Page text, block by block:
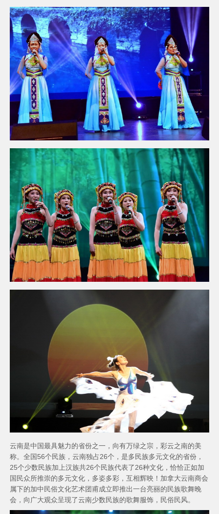
云南是中国最具魅力的省份之一，向有万绿之宗，彩云之南的美
称。全国56个民族，云南独占26个，是多民族多元文化的省份，
25个少数民族加上汉族共26个民族代表了26种文化，恰恰正如加
国民众所推崇的多元文化，多姿多彩，互相辉映！加拿大云南商会
属下的加中民俗文化艺术团甫成立即推出一台亮丽的民族歌舞晚
会，向广大观众呈现了云南少数民族的歌舞服饰，民俗民风。